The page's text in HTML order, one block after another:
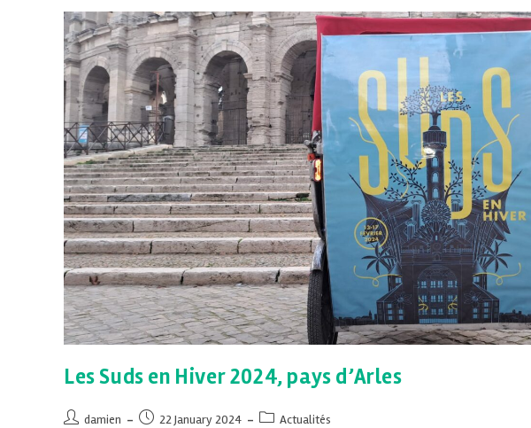
Les Suds en Hiver 2024, pays d’Arles
damien 22 January 2024 Actualités